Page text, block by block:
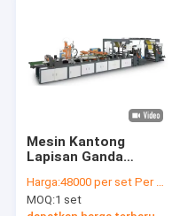
Mesin Kantong
Lapisan Ganda
Kertas Tas Kraft
Amplop Sarang
Harga:48000 per set Per month
MOQ:1 set